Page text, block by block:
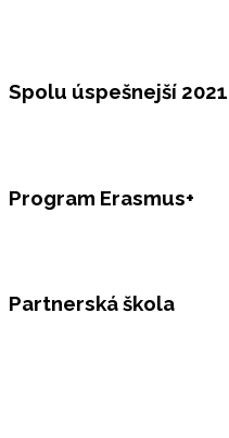
Spolu úspešnejší 2021
Program Erasmus+
Partnerská škola